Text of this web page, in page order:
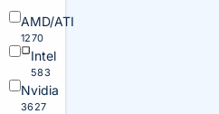
AMD/ATI
1270
Intel
583
Nvidia
3627